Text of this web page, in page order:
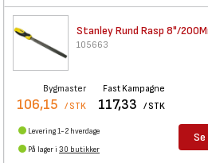
Stanley Rund Rasp 8"/
105663
Bygmaster
106,15 / STK
Fast Kampagne
117,33 / STK
Levering 1-2 hverdage
På lager i 30 butikker